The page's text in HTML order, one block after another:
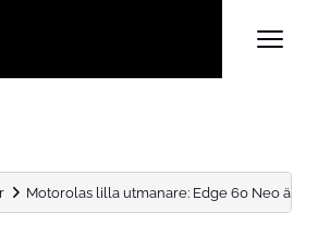
Motorolas lilla utmanare: Edge 60 Neo är